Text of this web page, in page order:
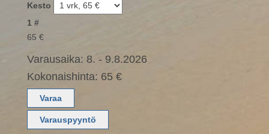
Kesto
1 #
65 €
Varausaika: 8. - 9.8.2026
Kokonaishinta: 65 €